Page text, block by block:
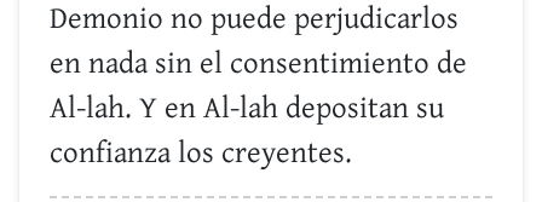
Demonio no puede perjudicarlos
en nada sin el consentimiento de
Al-lah. Y en Al-lah depositan su
confianza los creyentes.